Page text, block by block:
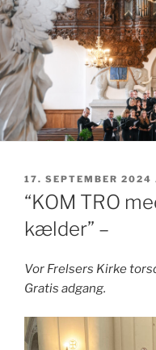
UDGIVET
DEN
17. SEPTEMBER 2024
“KOM TRO
kælder” –
Vor Frelsers Kirke
Gratis adgang.